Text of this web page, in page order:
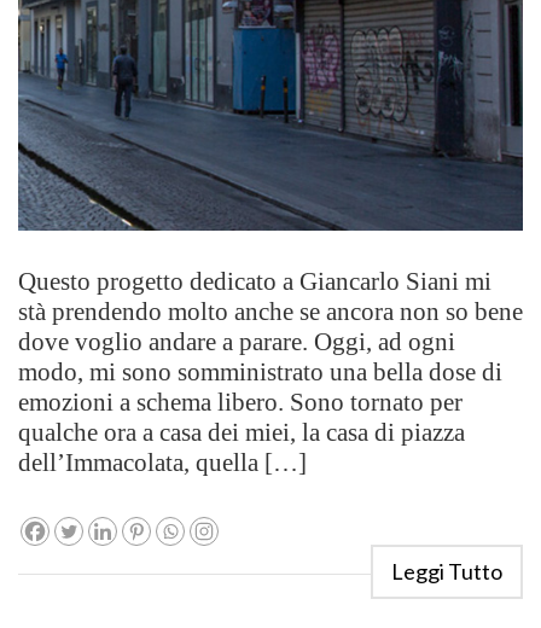
Questo progetto dedicato a Giancarlo Siani mi
stà prendendo molto anche se ancora non so bene
dove voglio andare a parare. Oggi, ad ogni
modo, mi sono somministrato una bella dose di
emozioni a schema libero. Sono tornato per
qualche ora a casa dei miei, la casa di piazza
dell’Immacolata, quella […]
Leggi Tutto